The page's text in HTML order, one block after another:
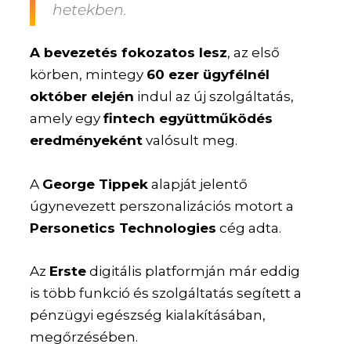
hetekben.
A bevezetés fokozatos lesz, az első
körben, mintegy 60 ezer ügyfélnél
október elején indul az új szolgáltatás,
amely egyfintech együttműködés
eredményeként valósult meg.
A George Tippek alapját jelentő
úgynevezett perszonalizációs motort a
Personetics Technologies cég adta.
Az Erste digitális platformján már eddig
is több funkció és szolgáltatás segített a
pénzügyi egészség kialakításában,
megőrzésében.